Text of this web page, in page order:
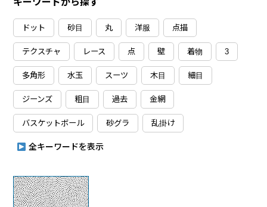
キーワードから探す
ドット 砂目 丸 洋服 点描
テクスチャ レース 点 壁 着物 3
多角形 水玉 スーツ 木目 細目
ジーンズ 粗目 過去 金網
バスケットボール 砂グラ 乱掛け
全キーワードを表示